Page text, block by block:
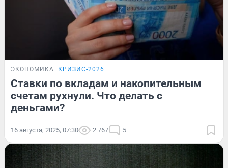
ЭКОНОМИКА КРИЗИС-2026
Ставки по вкладам и накопительным
счетам рухнули. Что делать с
деньгами?
16 августа, 2025, 07:30 2 767 5